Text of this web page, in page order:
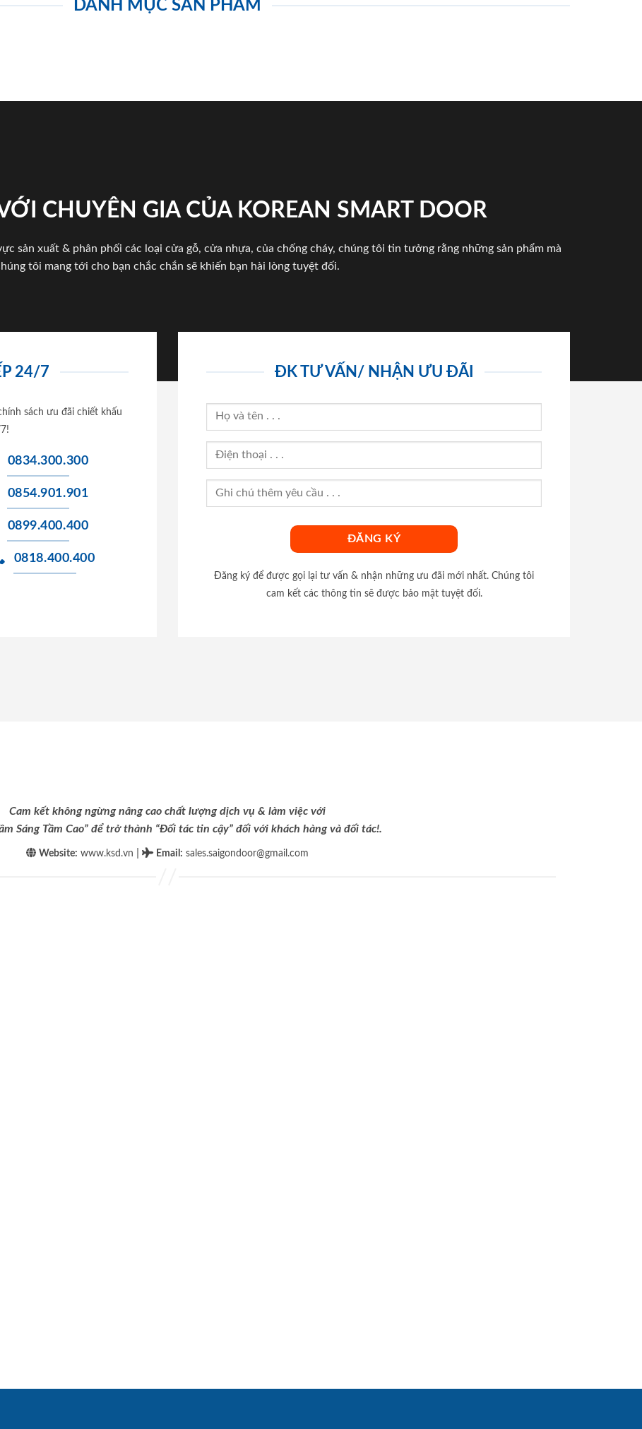
DANH MỤC SẢN PHẨM
CHUYÊN GIA CỦA KOREAN SMART DOOR
sản xuất & phân phối các loại cửa gỗ, cửa nhựa, của chống cháy, chúng tôi tin tưởng rằng những sản phẩm mà
tôi mang tới cho bạn chắc chắn sẽ khiến bạn hài lòng tuyệt đối.
24/7
sách ưu đãi chiết khấu
0834.300.300
0854.901.901
0899.400.400
0818.400.400
ĐK TƯ VẤN/ NHẬN ƯU ĐÃI
Đăng ký để được gọi lại tư vấn & nhận những ưu đãi mới nhất. Chúng tôi
cam kết các thông tin sẽ được bảo mật tuyệt đối.
Cam kết không ngừng nâng cao chất lượng dịch vụ & làm việc với
Sáng Tầm Cao” để trở thành “Đối tác tin cậy” đối với khách hàng và đối tác!.
Website: www.ksd.vn Email : sales.saigondoor@gmail.com